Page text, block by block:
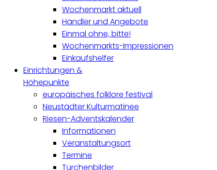
Wochenmarkt aktuell
Händler und Angebote
Einmal ohne, bitte!
Wochenmarkts-Impressionen
Einkaufshelfer
Einrichtungen &
Höhepunkte
europäisches folklore festival
Neustädter Kulturmatinee
Riesen-Adventskalender
Informationen
Veranstaltungsort
Termine
Türchenbilder